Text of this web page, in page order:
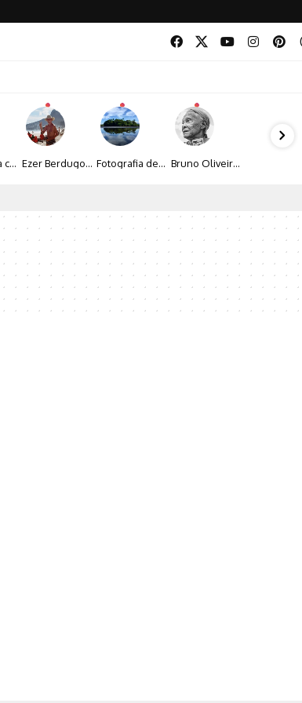
Brasil lidera crescimento entre os 15 maiores mercados globais de viagens corporativas Ezer Berdugo transforma experiências multiculturais e memórias em narrativas visuais por meio da fotografia Fotografia de Fátima Carlini transforma paisagens naturais em experiências de contemplação Bruno Oliveira retrata o cotidiano urbano por meio da fotografia em preto e branco